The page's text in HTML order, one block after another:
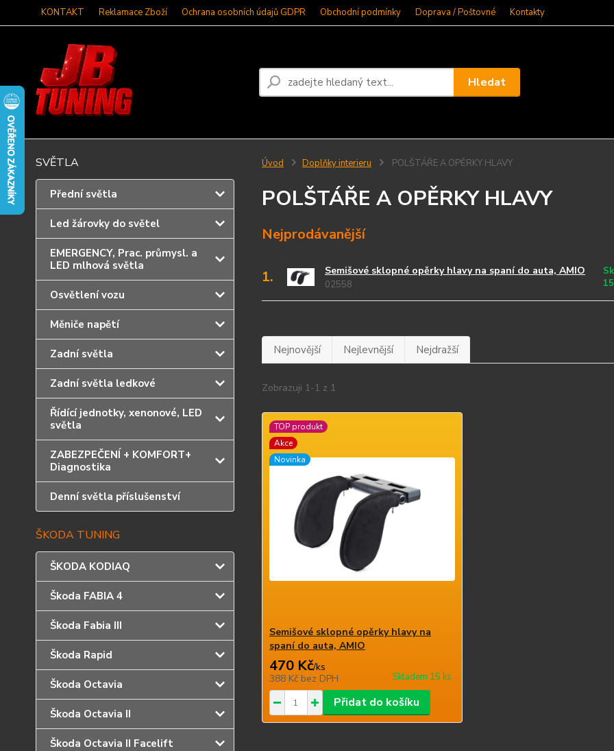
KONTAKT Reklamace Zboží Ochrana osobních údajů GDPR Obchodní podmínky Doprava / Poštovné Kontakty
Hledat
SVĚTLA
Přední světla
Led žárovky do světel
EMERGENCY, Prac. průmysl. a
LED mlhová světla
Osvětlení vozu
Měniče napětí
Zadní světla
Zadní světla ledkové
Řídící jednotky, xenonové, LED
světla
ZABEZPEČENÍ + KOMFORT+
Diagnostika
Denní světla příslušenství
ŠKODA TUNING
ŠKODA KODIAQ
Škoda FABIA 4
Škoda Fabia III
Škoda Rapid
Škoda Octavia
Škoda Octavia II
Škoda Octavia II Facelift
Úvod Doplňky interieru POLŠTÁŘE A OPĚRKY HLAVY
POLŠTÁŘE A OPĚRKY HLAVY
Nejprodávanější
1. Semišové sklopné opěrky hlavy na spaní do auta, AMIO
02558
Nejnovější Nejlevnější Nejdražší
Zobrazuji 1-1 z 1
TOP produkt
Akce
Novinka
Semišové sklopné opěrky hlavy na
spaní do auta, AMIO
470 Kč/ks
388 Kč bez DPH Skladem 15 ks
Přidat do košíku